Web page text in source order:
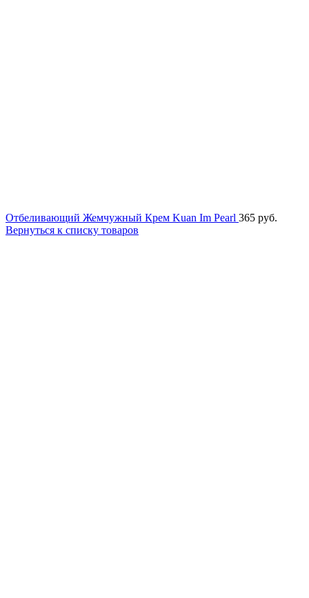
Отбеливающий Жемчужный Крем Kuan Im Pearl 365 руб.
Вернуться к списку товаров